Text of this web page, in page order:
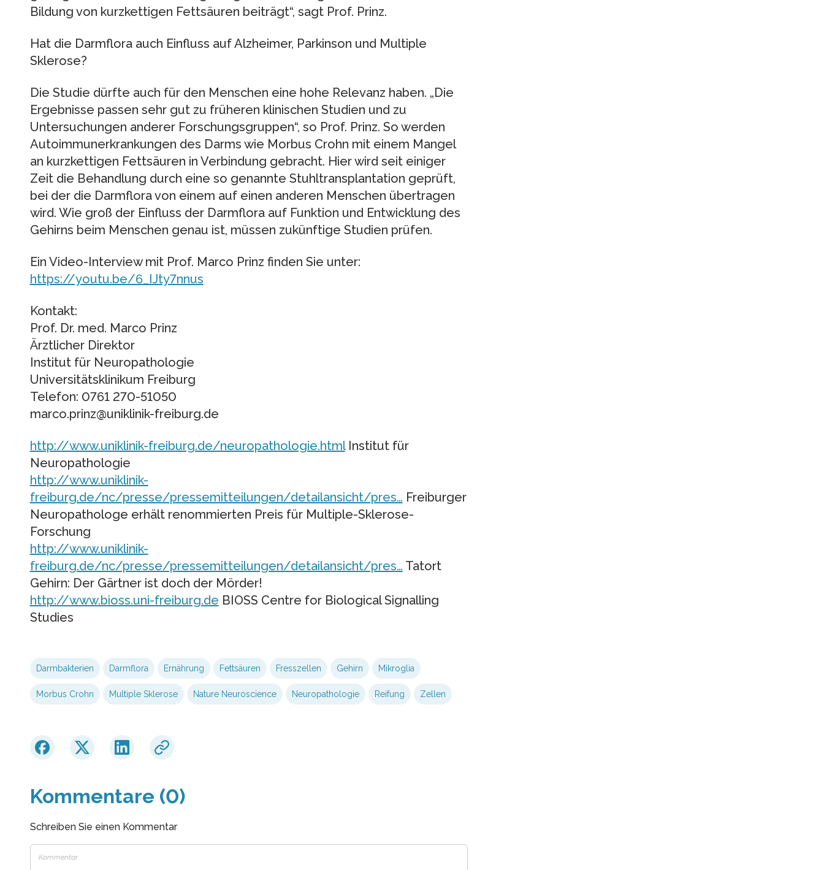
Bildung von kurzkettigen Fettsäuren beiträgt“, sagt Prof. Prinz.
Hat die Darmflora auch Einfluss auf Alzheimer, Parkinson und Multiple
Sklerose?
Die Studie dürfte auch für den Menschen eine hohe Relevanz haben. „Die
Ergebnisse passen sehr gut zu früheren klinischen Studien und zu
Untersuchungen anderer Forschungsgruppen“, so Prof. Prinz. So werden
Autoimmunerkrankungen des Darms wie Morbus Crohn mit einem Mangel
an kurzkettigen Fettsäuren in Verbindung gebracht. Hier wird seit einiger
Zeit die Behandlung durch eine so genannte Stuhltransplantation geprüft,
bei der die Darmflora von einem auf einen anderen Menschen übertragen
wird. Wie groß der Einfluss der Darmflora auf Funktion und Entwicklung des
Gehirns beim Menschen genau ist, müssen zukünftige Studien prüfen.
Ein Video-Interview mit Prof. Marco Prinz finden Sie unter:
https://youtu.be/6_IJty7nnus
Kontakt:
Prof. Dr. med. Marco Prinz
Ärztlicher Direktor
Institut für Neuropathologie
Universitätsklinikum Freiburg
Telefon: 0761 270-51050
marco.prinz@uniklinik-freiburg.de
http://www.uniklinik-freiburg.de/neuropathologie.htmlInstitut für
Neuropathologie
http://www.uniklinik-
freiburg.de/nc/presse/pressemitteilungen/detailansicht/pres… Freiburger
Neuropathologe erhält renommierten Preis für Multiple-Sklerose-
Forschung
http://www.uniklinik-
freiburg.de/nc/presse/pressemitteilungen/detailansicht/pres… Tatort
Gehirn: Der Gärtner ist doch der Mörder!
http://www.bioss.uni-freiburg.de BIOSS Centre for Biological Signalling
Studies
Darmbakterien Darmflora Ernährung Fettsäuren Fresszellen Gehirn Mikroglia
Morbus Crohn Multiple Sklerose Nature Neuroscience Neuropathologie Reifung Zellen
Kommentare (0)
Schreiben Sie einen Kommentar